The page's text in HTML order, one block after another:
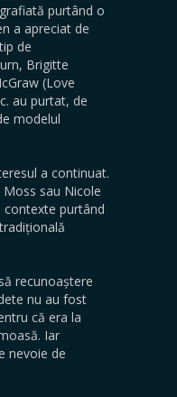
purtând o
a apreciat de
de
Brigitte
(Love
au purtat, de
modelul
a continuat.
sau Nicole
contexte purtând
recunoaștere
nu au fost
că era la
Iar
nevoie de